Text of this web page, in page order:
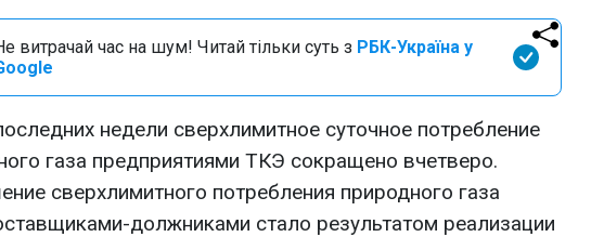
витрачай час на шум! Читай тільки суть з РБК-Україна у
недели сверхлимитное суточное потребление
газа предприятиями ТКЭ сокращено вчетверо.
сверхлимитного потребления природного газа
должниками стало результатом реализации